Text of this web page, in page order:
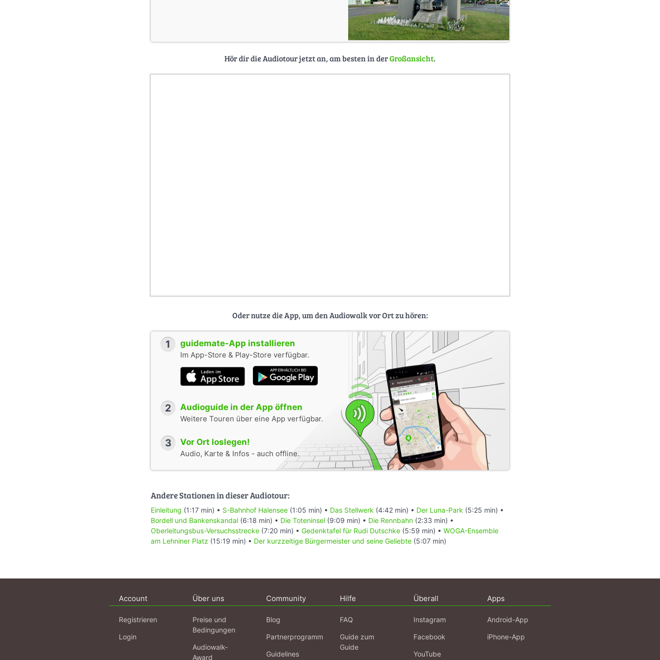
Hör dir die Audiotour jetzt an, am besten in derGroßansicht.
Oder nutze die App, um den Audiowalk vor Ort zu hören:
1 guidemate-App installieren
Im App-Store & Play-Store verfügbar.
2 Audioguide in der App öffnen
Weitere Touren über eine App verfügbar.
3 Vor Ort loslegen!
Audio, Karte & Infos - auch offline.
Andere Stationen in dieser Audiotour:
Einleitung (1:17 min) • S-Bahnhof Halensee (1:05 min) • Das Stellwerk (4:42 min) • Der Luna-Park (5:25 min) •
Bordell und Bankenskandal (6:18 min) • Die Toteninsel (9:09 min) • Die Rennbahn (2:33 min) •
Oberleitungsbus-Versuchsstrecke (7:20 min) • Gedenktafel für Rudi Dutschke (5:59 min) • WOGA-Ensemble
am Lehniner Platz (15:19 min) • Der kurzzeitige Bürgermeister und seine Geliebte (5:07 min)
Account
Registrieren
Login
Über uns
Preise und
Bedingungen
Audiowalk-
Award
Community
Blog
Partnerprogramm
Guidelines
Hilfe
FAQ
Guide zum
Guide
Überall
Instagram
Facebook
YouTube
Apps
Android-App
iPhone-App